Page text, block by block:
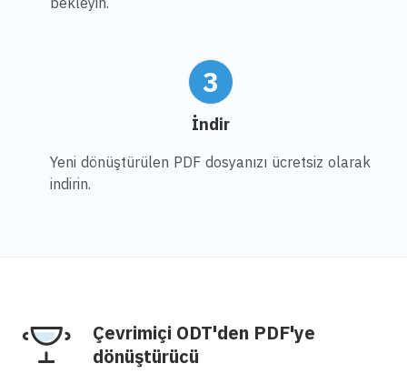
3
İndir
Yeni dönüştürülen PDF dosyanızı ücretsiz olarak
indirin.
Çevrimiçi ODT'den PDF'ye
dönüştürücü